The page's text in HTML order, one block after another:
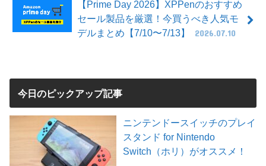
【Prime Day 2026】XPPenのおすすめ
セール製品を厳選！今買うべき人気モ
デルまとめ【7/10〜7/13】
2026.07.10
今日のピックアップ記事
ニンテンドースイッチのプレイ
スタンド for Nintendo
Switch（ホリ）がオススメ！